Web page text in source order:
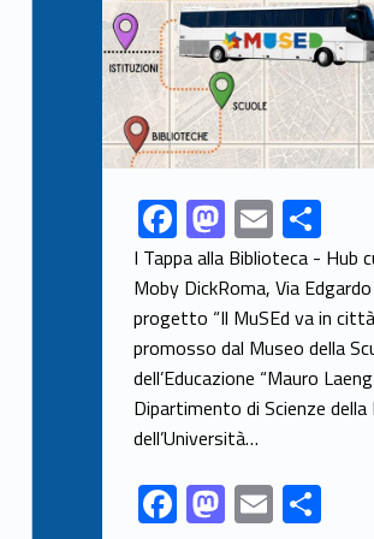
Link identifier share facebook archive #share-link-archive-76526F
ac
e
b
o
o
k
M
as
to
d
o
n
E
m
ai
l
S
h
ar
e
I Tappa alla Biblioteca - Hub
Moby DickRoma, Via
progetto “Il MuSEd va in
promosso dal Museo della
dell’Educazione “Mauro
Dipartimento di Scienze della
dell’Università…
F M E S